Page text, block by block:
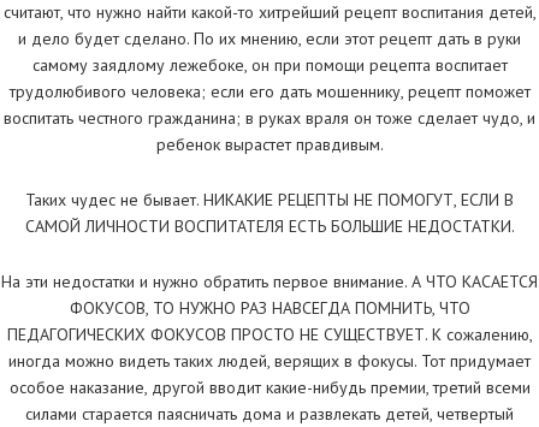
считают, что нужно найти какой-то хитрейший рецепт воспитания детей,
и дело будет сделано. По их мнению, если этот рецепт дать в руки
самому заядлому лежебоке, он при помощи рецепта воспитает
трудолюбивого человека; если его дать мошеннику, рецепт поможет
воспитать честного гражданина; в руках враля он тоже сделает чудо, и
ребенок вырастет правдивым.
Таких чудес не бывает. НИКАКИЕ РЕЦЕПТЫ НЕ ПОМОГУТ, ЕСЛИ В
САМОЙ ЛИЧНОСТИ ВОСПИТАТЕЛЯ ЕСТЬ БОЛЬШИЕ НЕДОСТАТКИ.
На эти недостатки и нужно обратить первое внимание. А ЧТО КАСАЕТСЯ
ФОКУСОВ, ТО НУЖНО РАЗ НАВСЕГДА ПОМНИТЬ, ЧТО
ПЕДАГОГИЧЕСКИХ ФОКУСОВ ПРОСТО НЕ СУЩЕСТВУЕТ. К сожалению,
иногда можно видеть таких людей, верящих в фокусы. Тот придумает
особое наказание, другой вводит какие-нибудь премии, третий всеми
силами старается паясничать дома и развлекать детей, четвертый